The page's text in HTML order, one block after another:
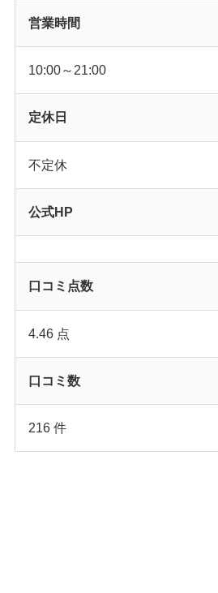
営業時間
10:00～21:00
定休日
不定休
公式HP
口コミ点数
4.46 点
口コミ数
216 件